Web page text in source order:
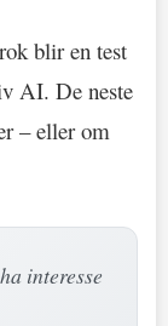
blir en test
AI. De neste
– eller om
interesse